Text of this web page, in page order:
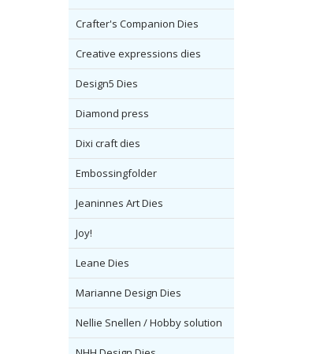
Crafter's Companion Dies
Creative expressions dies
Design5 Dies
Diamond press
Dixi craft dies
Embossingfolder
Jeaninnes Art Dies
Joy!
Leane Dies
Marianne Design Dies
Nellie Snellen / Hobby solution